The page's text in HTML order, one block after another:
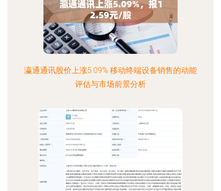
瀛通通讯股价上涨5.09% 移动终端设备销售的动能
评估与市场前景分析